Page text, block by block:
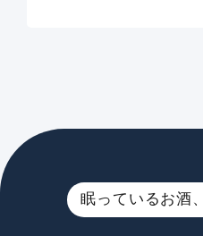
眠っているお酒